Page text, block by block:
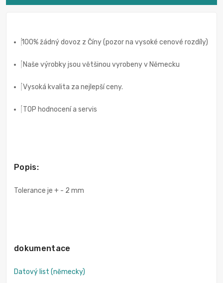
100% žádný dovoz z Číny (pozor na vysoké cenové rozdíly)
Naše výrobky jsou většinou vyrobeny v Německu
Vysoká kvalita za nejlepší ceny.
TOP hodnocení a servis
Popis:
Tolerance je + - 2 mm
dokumentace
Datový list (německy)